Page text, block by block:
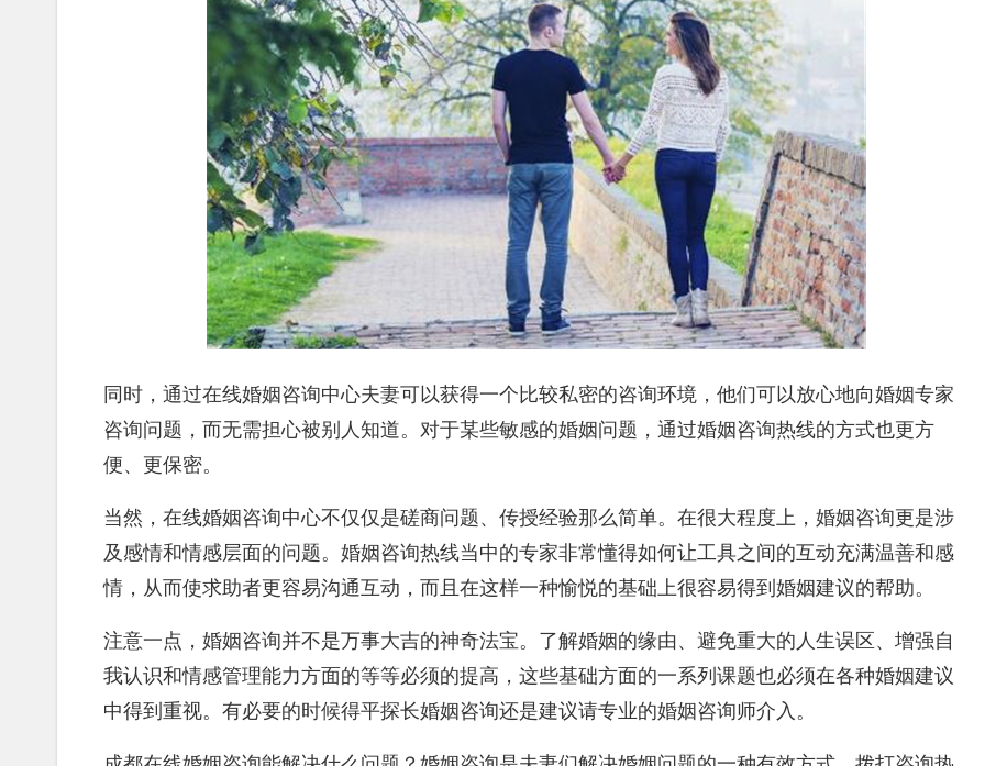
同时，通过在线婚姻咨询中心夫妻可以获得一个比较私密的咨询环境，他们可以放心地向婚姻专家
咨询问题，而无需担心被别人知道。对于某些敏感的婚姻问题，通过婚姻咨询热线的方式也更方
便、更保密。
当然，在线婚姻咨询中心不仅仅是磋商问题、传授经验那么简单。在很大程度上，婚姻咨询更是涉
及感情和情感层面的问题。婚姻咨询热线当中的专家非常懂得如何让工具之间的互动充满温善和感
情，从而使求助者更容易沟通互动，而且在这样一种愉悦的基础上很容易得到婚姻建议的帮助。
注意一点，婚姻咨询并不是万事大吉的神奇法宝。了解婚姻的缘由、避免重大的人生误区、增强自
我认识和情感管理能力方面的等等必须的提高，这些基础方面的一系列课题也必须在各种婚姻建议
中得到重视。有必要的时候得平探长婚姻咨询还是建议请专业的婚姻咨询师介入。